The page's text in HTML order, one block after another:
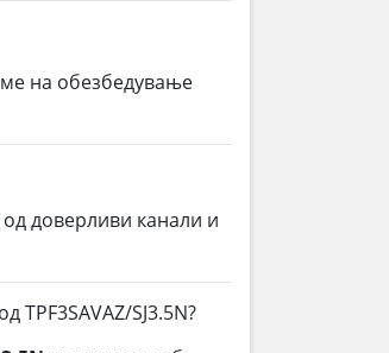
на обезбедување
доверливи канали и
TPF3SAVAZ/SJ3.5N?